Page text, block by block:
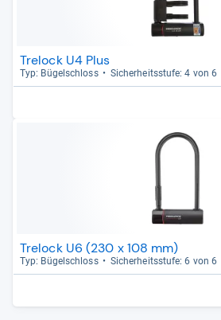
Trelock U4 Plus
Typ: Bügel­schloss Sicher­heits­stufe: 4 von 6
Trelock U6 (230 x 108 mm)
Typ: Bügel­schloss Sicher­heits­stufe: 6 von 6